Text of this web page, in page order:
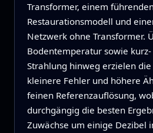
Transformer, einem
Restaurationsmodell und
Netzwerk ohne Transformer.
Bodentemperatur sowie
Strahlung hinweg erzielen
kleinere Fehler und höhere
feinen Referenzauflösung,
durchgängig die besten
Zuwächse um einige Dezibel